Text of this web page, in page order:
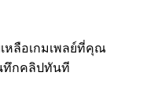
หลือเกมเพลย์ที่คุณ
ทึกคลิปทันที